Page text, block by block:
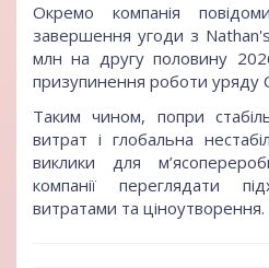
Окремо компанія
завершення угоди з
млн на другу половину
призупинення роботи
Таким чином, попри
витрат і глобальна
виклики для
компанії переглядати
витратами та ціноутворення.